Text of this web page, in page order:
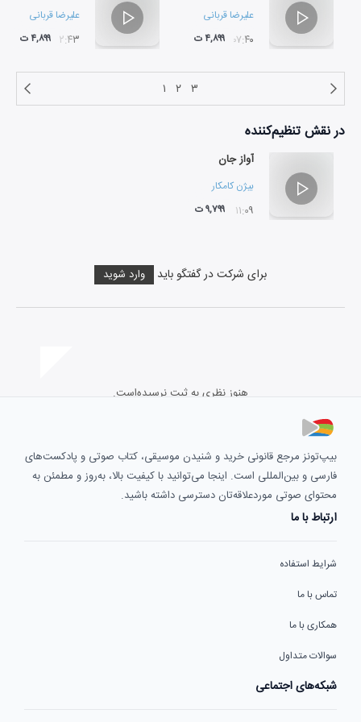
علیرضا قربانی
۰۷:۴۰ ۴,۸۹۹ ت
علیرضا قربانی
۰۲:۴۳ ۴,۸۹۹ ت
۱ ۲ ۳
در نقشتنظیم‌کننده
آواز جان
بیژن کامکار
۱۱:۰۹ ۹,۷۹۹ ت
برای شرکت در گفتگو باید وارد شوید
هنوز نظری به ثبت نرسیده‌است.
بیپ‌تونز مرجع قانونی خرید و شنیدن موسیقی، کتاب صوتی و پادکست‌های
فارسی و بین‌المللی است. اینجا می‌توانید با کیفیت بالا، به‌روز و مطمئن به
محتوای صوتی موردعلاقه‌تان دسترسی داشته باشید.
ارتباط با ما
شرایط استفاده
تماس با ما
همکاری با ما
سوالات متداول
شبکه‌های اجتماعی